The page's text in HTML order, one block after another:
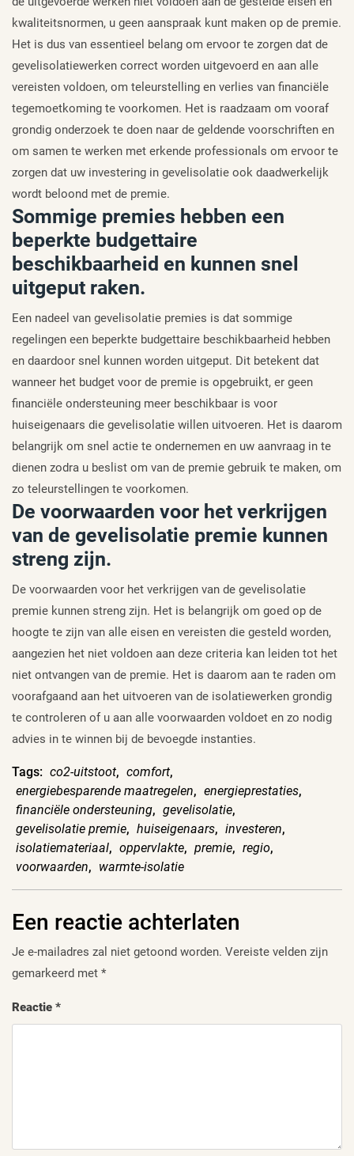
kwaliteitsnormen, u geen aanspraak kunt maken op de premie.
Het is dus van essentieel belang om ervoor te zorgen dat de
gevelisolatiewerken correct worden uitgevoerd en aan alle
vereisten voldoen, om teleurstelling en verlies van financiële
tegemoetkoming te voorkomen. Het is raadzaam om vooraf
grondig onderzoek te doen naar de geldende voorschriften en
om samen te werken met erkende professionals om ervoor te
zorgen dat uw investering in gevelisolatie ook daadwerkelijk
wordt beloond met de premie.
Sommige premies hebben een
beperkte budgettaire
beschikbaarheid en kunnen snel
uitgeput raken.
Een nadeel van gevelisolatie premies is dat sommige
regelingen een beperkte budgettaire beschikbaarheid hebben
en daardoor snel kunnen worden uitgeput. Dit betekent dat
wanneer het budget voor de premie is opgebruikt, er geen
financiële ondersteuning meer beschikbaar is voor
huiseigenaars die gevelisolatie willen uitvoeren. Het is daarom
belangrijk om snel actie te ondernemen en uw aanvraag in te
dienen zodra u beslist om van de premie gebruik te maken, om
zo teleurstellingen te voorkomen.
De voorwaarden voor het verkrijgen
van de gevelisolatie premie kunnen
streng zijn.
De voorwaarden voor het verkrijgen van de gevelisolatie
premie kunnen streng zijn. Het is belangrijk om goed op de
hoogte te zijn van alle eisen en vereisten die gesteld worden,
aangezien het niet voldoen aan deze criteria kan leiden tot het
niet ontvangen van de premie. Het is daarom aan te raden om
voorafgaand aan het uitvoeren van de isolatiewerken grondig
te controleren of u aan alle voorwaarden voldoet en zo nodig
advies in te winnen bij de bevoegde instanties.
Tags: co2-uitstoot, comfort,
energiebesparende maatregelen, energieprestaties,
financiële ondersteuning, gevelisolatie,
gevelisolatie premie, huiseigenaars, investeren,
isolatiemateriaal, oppervlakte, premie, regio,
voorwaarden, warmte-isolatie
Een reactie achterlaten
Je e-mailadres zal niet getoond worden. Vereiste velden zijn
gemarkeerd met *
Reactie *